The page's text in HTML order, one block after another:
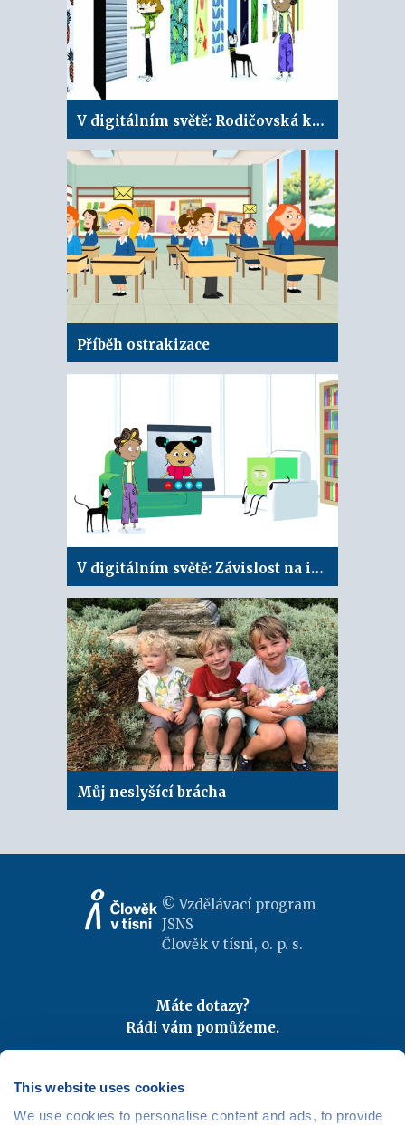
This website uses cookies
We use cookies to personalise content and ads, to provide
V digitálním světě: Rodičovská kontrola
Příběh ostrakizace
V digitálním světě: Závislost na internetu
Můj neslyšící brácha
© Vzdělávací program
JSNS
Člověk v tísni, o. p. s.
Máte dotazy?
Rádi vám pomůžeme.
Odebírejte newslettery
Mapa webu |Kariéra